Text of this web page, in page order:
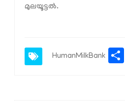
മുലയൂട്ടല്‍.
HumanMilkBank